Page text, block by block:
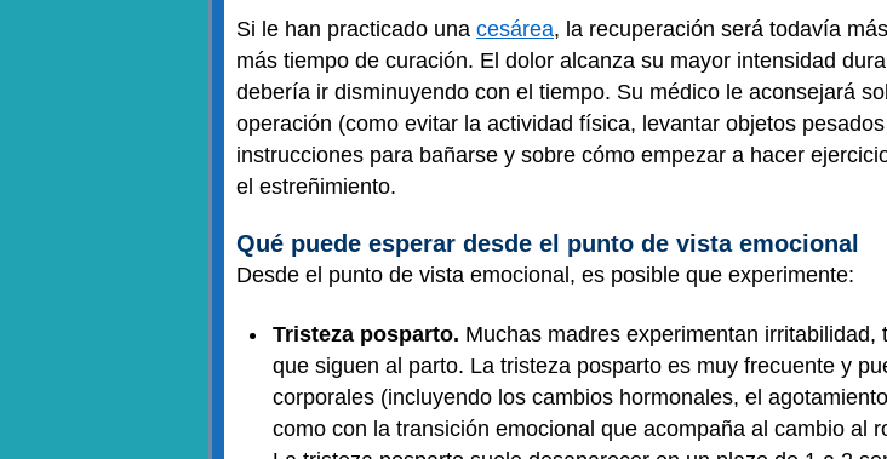
Si le han practicado una cesárea, la recuperación será todavía
más tiempo de curación. El dolor alcanza su mayor intensidad
debería ir disminuyendo con el tiempo. Su médico le aconsejará
operación (como evitar la actividad física, levantar objetos
instrucciones para bañarse y sobre cómo empezar a hacer
el estreñimiento.
Qué puede esperar desde el punto de vista emocional
Desde el punto de vista emocional, es posible que experimente:
Tristeza posparto. Muchas madres experimentan
que siguen al parto. La tristeza posparto es muy frecuente y
corporales (incluyendo los cambios hormonales, el
como con la transición emocional que acompaña al cambio al